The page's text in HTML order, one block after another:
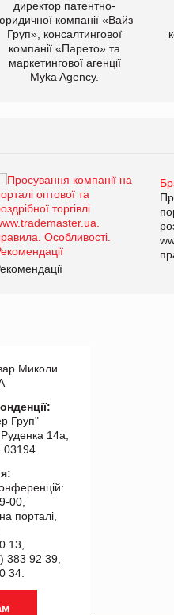
директор патентно-
компанії «Вайз
Груп», консалтингової
компанії «Парето» та
маркетингової агенції
Myka Agency.
Миколи
Груп"
14а,
03194
00,
порталі,
13,
383 92 39,
34.